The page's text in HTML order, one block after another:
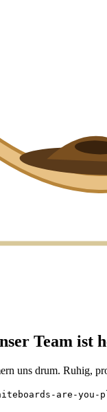
Team
uns drum. Ruhig,
are-